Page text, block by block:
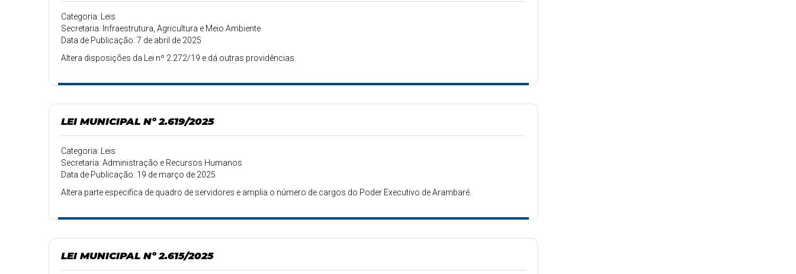
Categoria: Leis
Secretaria: Infraestrutura, Agricultura e Meio Ambiente
Data de Publicação: 7 de abril de 2025
Altera disposições da Lei nº 2.272/19 e dá outras providências.
LEI MUNICIPAL Nº 2.619/2025
Categoria: Leis
Secretaria: Administração e Recursos Humanos
Data de Publicação: 19 de março de 2025
Altera parte especifica de quadro de servidores e amplia o número de cargos do Poder Executivo de Arambaré.
LEI MUNICIPAL Nº 2.615/2025